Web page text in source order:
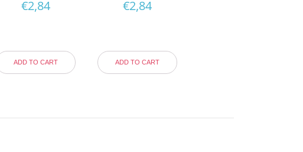
€2,84
ADD TO CART
€2,84
ADD TO CART